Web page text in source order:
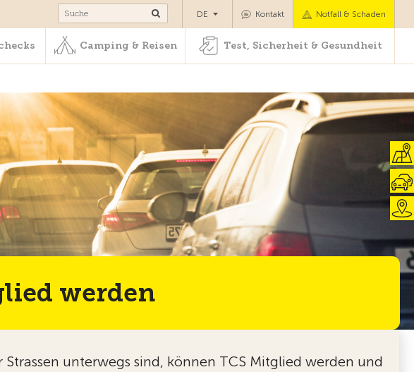
Fahrzeugchecks Camping & Reisen Test, Sicherheit & Gesundheit
Kontakt Notfall & Schaden
DE
Camping & Reisen Test, Sicherheit & Gesundheit
werden
unterwegs sind, können TCS Mitglied werden und